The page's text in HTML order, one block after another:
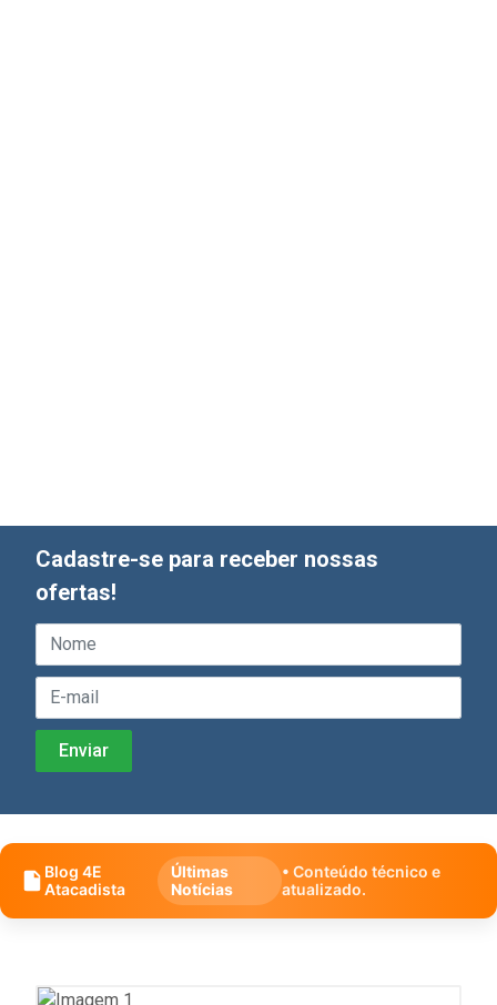
Cadastre-se para receber nossas
ofertas!
Blog 4E
Atacadista
Últimas
Notícias
• Conteúdo técnico e
atualizado.